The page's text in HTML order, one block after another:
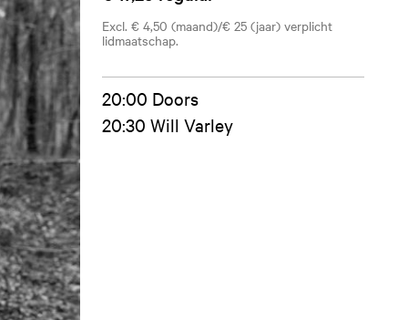
Excl. € 4,50 (maand)/€ 25 (jaar) verplicht
lidmaatschap.
20:00 Doors
20:30 Will Varley